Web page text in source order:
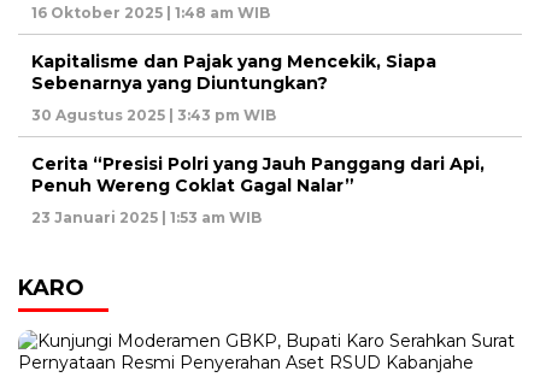
16 Oktober 2025 | 1:48 am WIB
Kapitalisme dan Pajak yang Mencekik, Siapa
Sebenarnya yang Diuntungkan?
30 Agustus 2025 | 3:43 pm WIB
Cerita “Presisi Polri yang Jauh Panggang dari Api,
Penuh Wereng Coklat Gagal Nalar”
23 Januari 2025 | 1:53 am WIB
KARO